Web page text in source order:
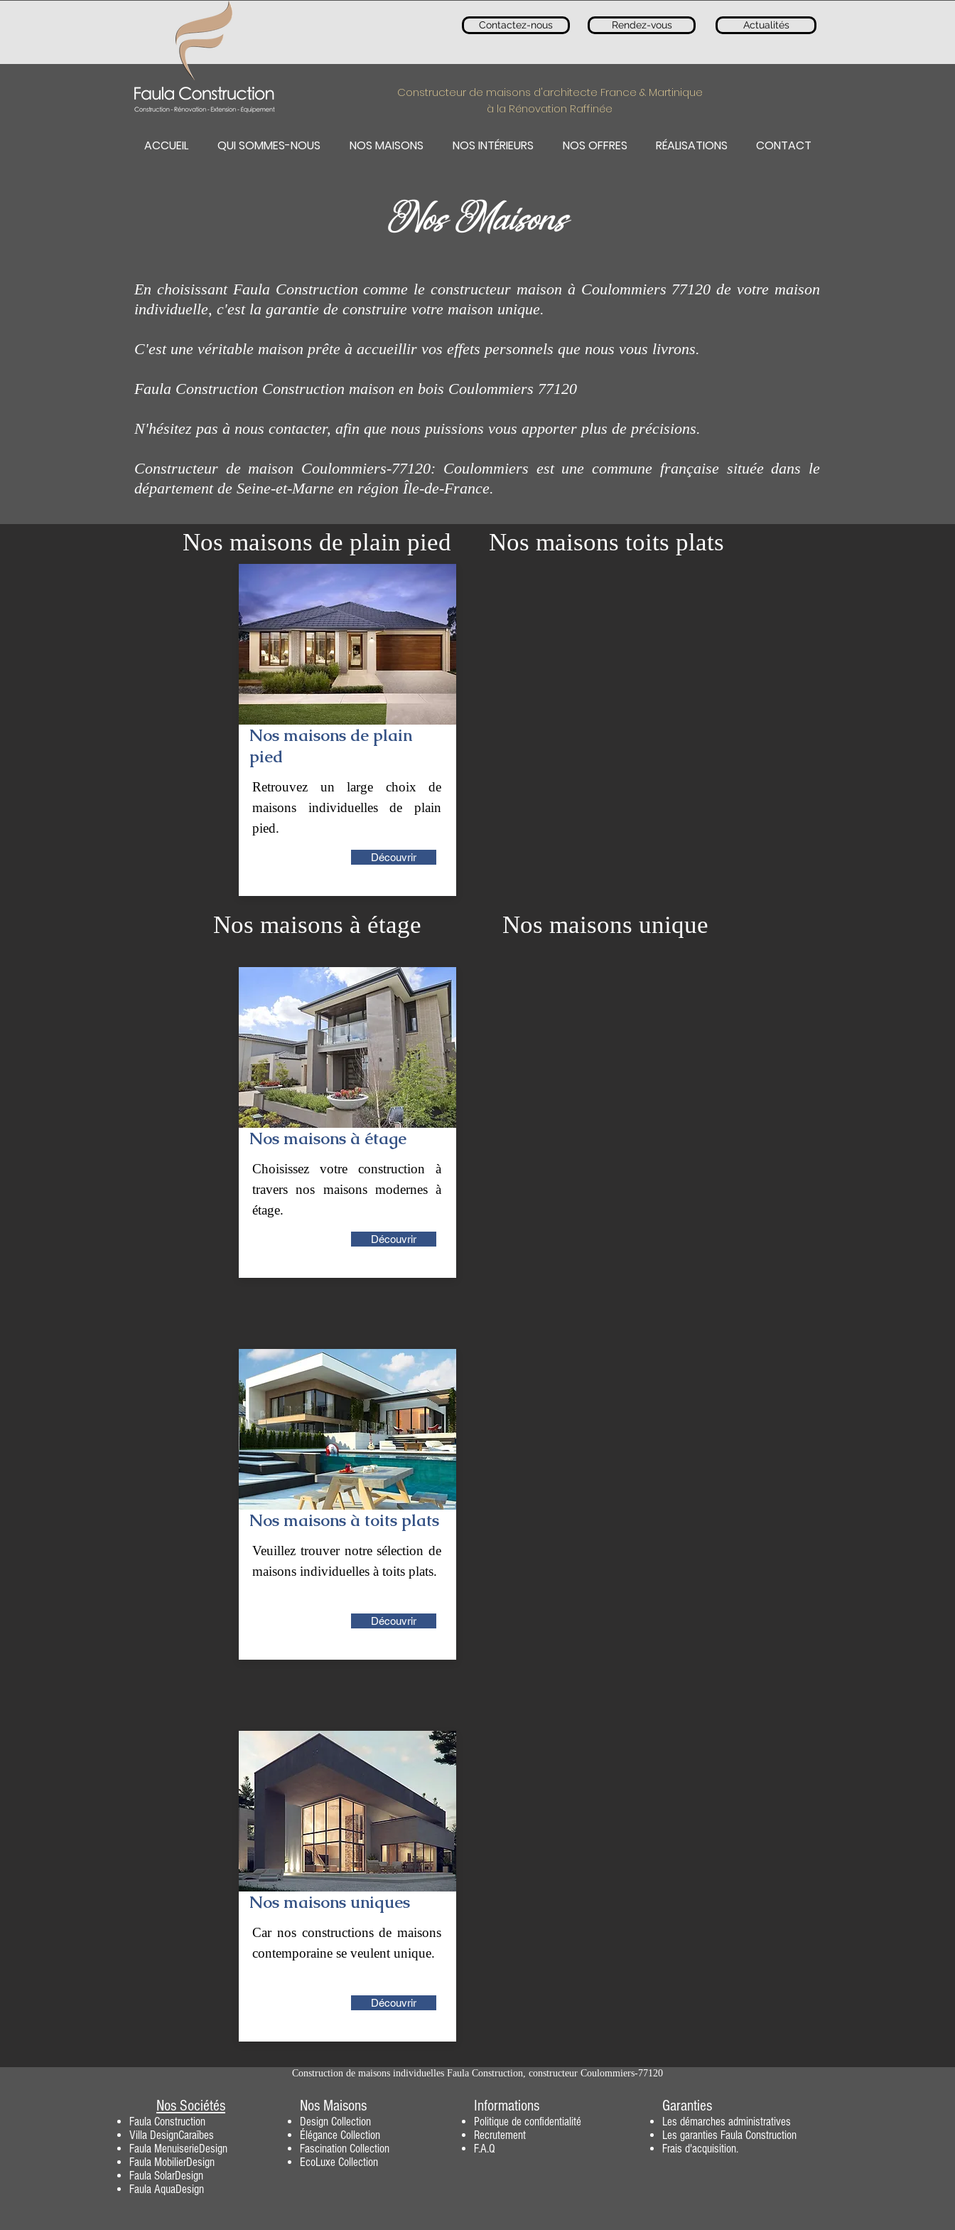
Contactez-nous Rendez-vous Actualités
Constructeur de maisons d'architecte France & Martinique
à la Rénovation Raffinée
ACCUEIL QUI SOMMES-NOUS NOS MAISONS NOS INTÉRIEURS NOS OFFRES RÉALISATIONS CONTACT
Nos Maisons
En choisissant Faula Construction comme le constructeur maison à Coulommiers 77120 de votre maison
individuelle, c'est la garantie de construire votre maison unique.
C'est une véritable maison prête à accueillir vos effets personnels que nous vous livrons.
Faula Construction Construction maison en bois Coulommiers 77120
N'hésitez pas à nous contacter, afin que nous puissions vous apporter plus de précisions.
Constructeur de maison Coulommiers-77120: Coulommiers est une commune française située dans le
département de Seine-et-Marne en région Île-de-France.
Nos maisons de plain
pied
Retrouvez un large choix de
maisons individuelles de plain
pied.
Découvrir
Nos maisons à étage
Choisissez votre construction à
travers nos maisons modernes à
étage.
Découvrir
Nos maisons à toits plats
Veuillez trouver notre sélection de
maisons individuelles à toits plats.
Découvrir
Nos maisons uniques
Car nos constructions de maisons
contemporaine se veulent unique.
Découvrir
Nos maisons toits plats
Nos maisons de plain pied
Nos maisons à étage Nos maisons unique
Construction de maisons individuelles Faula Construction, constructeur Coulommiers-77120
Nos Sociétés
Faula Construction
Villa DesignCaraïbes
Faula MenuiserieDesign
Faula MobilierDesign
Faula SolarDesign
Faula AquaDesign
Nos Maisons
Design Collection
Élégance Collection
Fascination Collection
EcoLuxe Collection
Informations
Politique de confidentialité
Recrutement
F.A.Q
Garanties
Les démarches administratives
Les garanties Faula Construction
Frais d'acquisition.